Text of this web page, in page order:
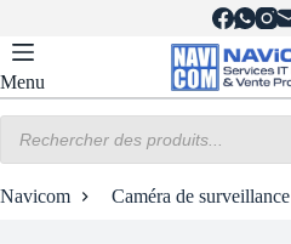
contenu
Menu
produits
Navicom Caméra de surveillance